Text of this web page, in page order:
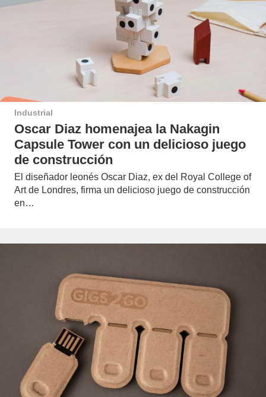
Industrial
Oscar Diaz homenajea la Nakagin
Capsule Tower con un delicioso juego
de construcción
El diseñador leonés Oscar Diaz, ex del Royal College of
Art de Londres, firma un delicioso juego de construcción
en…